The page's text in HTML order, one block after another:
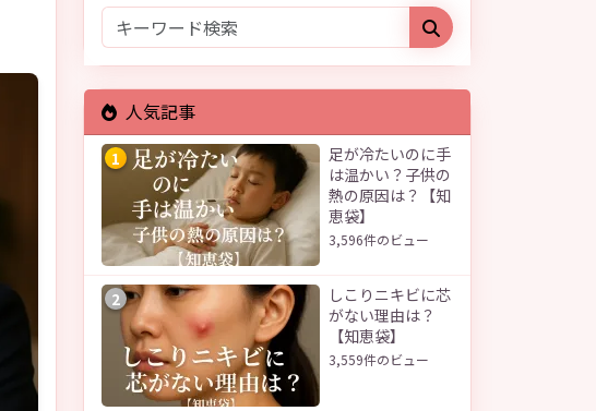
人気記事
1
足が冷たいのに手
は温かい？子供の
熱の原因は？【知
恵袋】
3,596件のビュー
2
しこりニキビに芯
がない理由は？
【知恵袋】
3,559件のビュー